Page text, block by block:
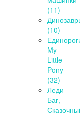
(11)
(10)
My
Little
Pony
(32)
Леди
Баг,